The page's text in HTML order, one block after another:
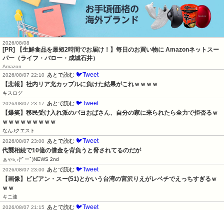
2026/08/08
[PR] 【生鮮食品を最短2時間でお届け！】毎日のお買い物に Amazonネットスー
パー（ライフ・バロー・成城石井）
Amazon
2026/08/07 22:10
あとで読む 🐦Tweet
【悲報】社内リア充カップルに負けた結果がこれｗｗｗｗ
キスログ
2026/08/07 23:17
あとで読む 🐦Tweet
【爆笑】移民受け入れ派のパヨおばさん、自分の家に来られたら全力で拒否るｗ
ｗｗｗｗｗｗｗｗｗ
なんJクエスト
2026/08/07 23:00
あとで読む 🐦Tweet
代襲相続で10億の借金を背負うと脅されてるのだが
ぁゃιぃ(*ﾟーﾟ)NEWS 2nd
2026/08/07 23:00
あとで読む 🐦Tweet
【画像】ビビアン・スー(51)とかいう台湾の宮沢りえがレベチでえっちすぎるｗ
ｗｗ
キニ速
2026/08/07 21:15
あとで読む 🐦Tweet